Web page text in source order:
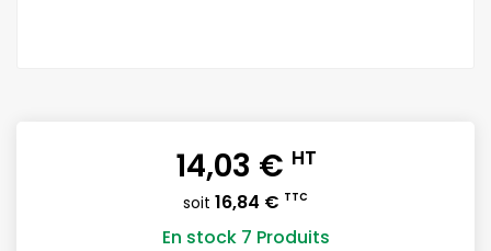
14,03 € HT
soit 16,84 € TTC
En stock 7 Produits